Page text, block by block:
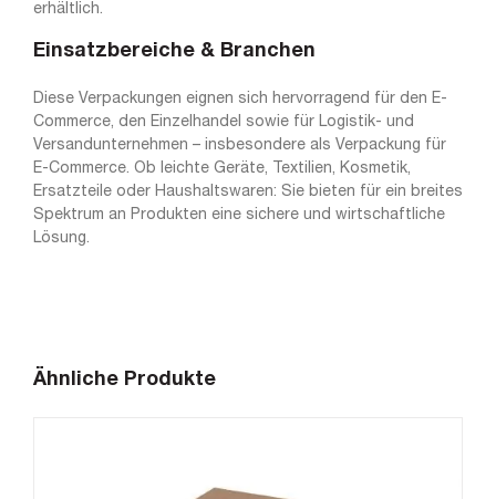
erhältlich.
Einsatzbereiche & Branchen
Diese Verpackungen eignen sich hervorragend für den E-
Commerce, den Einzelhandel sowie für Logistik- und
Versandunternehmen – insbesondere als Verpackung für
E-Commerce. Ob leichte Geräte, Textilien, Kosmetik,
Ersatzteile oder Haushaltswaren: Sie bieten für ein breites
Spektrum an Produkten eine sichere und wirtschaftliche
Lösung.
Ähnliche Produkte